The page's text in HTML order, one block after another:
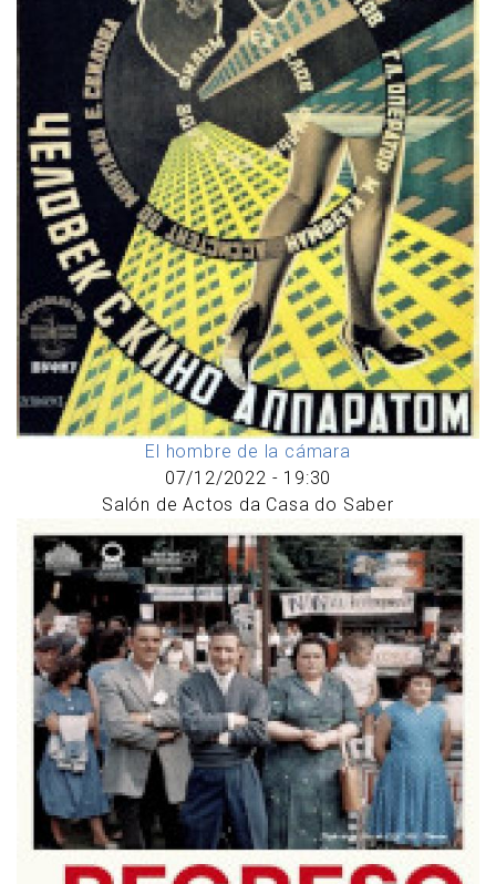
El hombre de la cámara
07/12/2022 - 19:30
Salón de Actos da Casa do Saber